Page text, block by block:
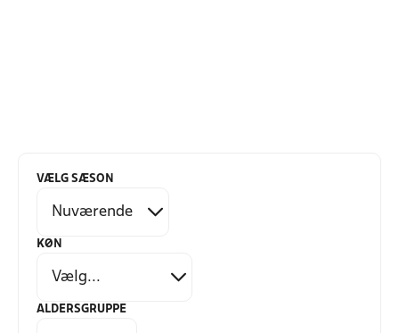
VÆLG SÆSON
KØN
ALDERSGRUPPE